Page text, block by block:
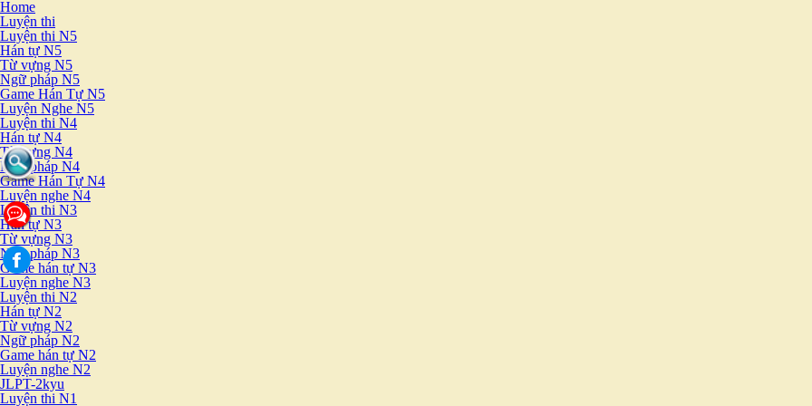
Home
Luyện thi
Luyện thi N5
Hán tự N5
Từ vựng N5
Ngữ pháp N5
Game Hán Tự N5
Luyện Nghe N5
Luyện thi N4
Hán tự N4
Từ vựng N4
Ngữ pháp N4
Game Hán Tự N4
Luyện nghe N4
Luyện thi N3
Hán tự N3
Từ vựng N3
Ngữ pháp N3
Game hán tự N3
Luyện nghe N3
Luyện thi N2
Hán tự N2
Từ vựng N2
Ngữ pháp N2
Game hán tự N2
Luyện nghe N2
JLPT-2kyu
Luyện thi N1